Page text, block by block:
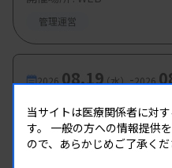
管理運営
2026.08.19（水）-2026.
第2回 県南地区研修会
主催 :熊本県臨床検査技師会
開催場所 : WEB
当サイトは医療関係者に対
す。 一般の方への情報提供
ので、あらかじめご了承くだ